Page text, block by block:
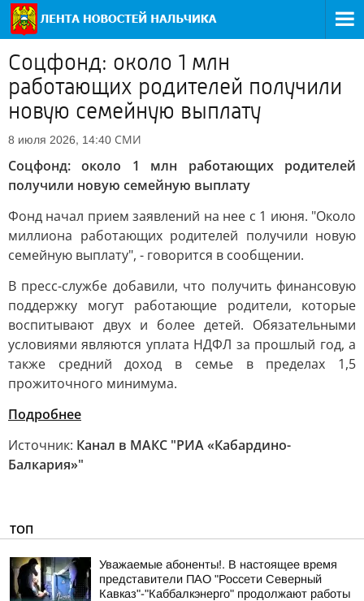
Соцфонд: около 1 млн
работающих родителей получили
новую семейную выплату
8 июля 2026, 14:40 СМИ
Соцфонд: около 1 млн работающих родителей
получили новую семейную выплату
Фонд начал прием заявлений на нее с 1 июня. "Около
миллиона работающих родителей получили новую
семейную выплату", - говорится в сообщении.
В пресс-службе добавили, что получить финансовую
поддержку могут работающие родители, которые
воспитывают двух и более детей. Обязательными
условиями являются уплата НДФЛ за прошлый год, а
также средний доход в семье в пределах 1,5
прожиточного минимума.
Подробнее
Источник: Канал в МАКС "РИА «Кабардино-
Балкария»"
ТОП
Уважаемые абоненты!. В настоящее время
представители ПАО "Россети Северный
Кавказ"-"Каббалкэнерго" продолжают работы